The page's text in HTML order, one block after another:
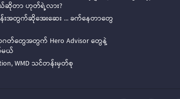
ဆိုတာ ဟုတ်ရဲ့လား?
းအတွက်ဆိုအေးဆေး ... ခက်နေတာတွေ
ဂတ်တွေအတွက် Hero Advisor တွေနဲ့
ယ်
WMD သင်တန်းမှတ်စု